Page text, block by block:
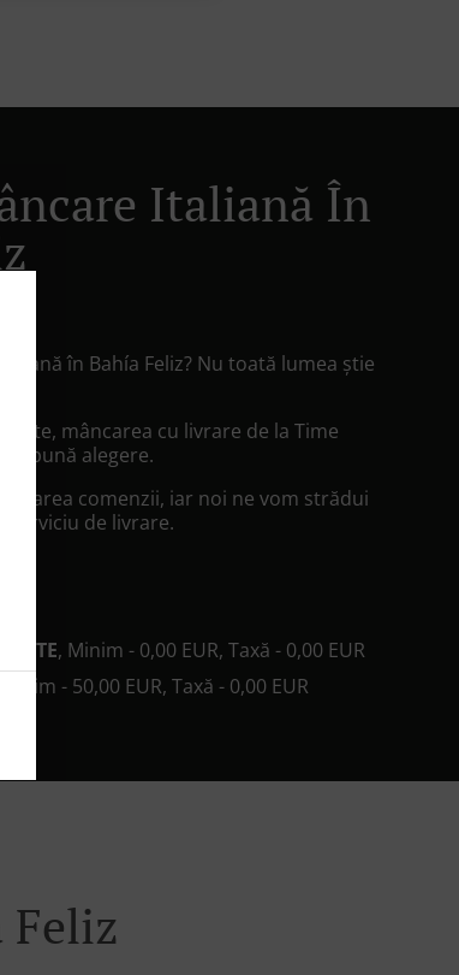
Italiană În
în Bahía Feliz? Nu toată lumea știe
mâncarea cu livrare de la Time
bună alegere.
comenzii, iar noi ne vom strădui
serviciu de livrare.
, Minim - 0,00 EUR, Taxă - 0,00 EUR
, Minim - 50,00 EUR, Taxă - 0,00 EUR
Feliz